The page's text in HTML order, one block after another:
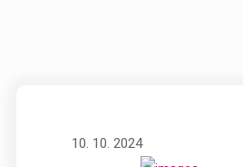
10. 10. 2024